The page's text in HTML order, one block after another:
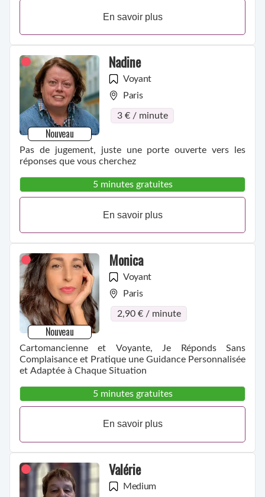
En savoir plus
Nouveau
Nadine
Voyant
Paris
3 € / minute
Pas de jugement, juste une porte ouverte vers les
réponses que vous cherchez
5 minutes gratuites
En savoir plus
Nouveau
Monica
Voyant
Paris
2,90 € / minute
Cartomancienne et Voyante, Je Réponds Sans
Complaisance et Pratique une Guidance Personnalisée
et Adaptée à Chaque Situation
5 minutes gratuites
En savoir plus
Valérie
Medium